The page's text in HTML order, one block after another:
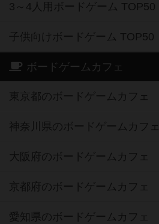
3～4人用ボードゲーム TOP50
子供向けボードゲーム TOP50
ボードゲームカフェ
東京都のボードゲームカフェ
神奈川県のボードゲームカフェ
大阪府のボードゲームカフェ
京都府のボードゲームカフェ
愛知県のボードゲームカフェ